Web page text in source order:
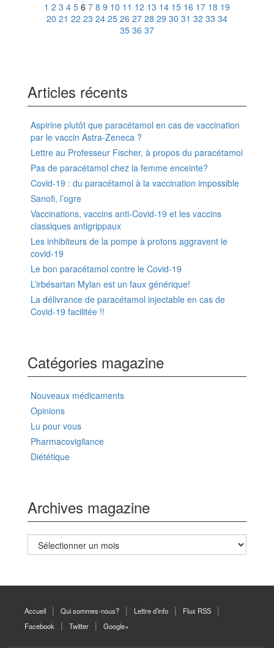
1 2 3 4 5 6 7 8 9 10 11 12 13 14 15 16 17 18 19
20 21 22 23 24 25 26 27 28 29 30 31 32 33 34
35 36 37
Articles récents
Aspirine plutôt que paracétamol en cas de vaccination
par le vaccin Astra-Zeneca ?
Lettre au Professeur Fischer, à propos du paracétamol
Pas de paracétamol chez la femme enceinte?
Covid-19 : du paracétamol à la vaccination impossible
Sanofi, l’ogre
Vaccinations, vaccins anti-Covid-19 et les vaccins
classiques antigrippaux
Les inhibiteurs de la pompe à protons aggravent le
covid-19
Le bon paracétamol contre le Covid-19
L’irbésartan Mylan est un faux générique!
La délivrance de paracétamol injectable en cas de
Covid-19 facilitée !!
Catégories magazine
Nouveaux médicaments
Opinions
Lu pour vous
Pharmacovigilance
Diététique
Archives magazine
Archives
magazine
Accueil Qui sommes-nous? Lettre d’info
Flux RSS
Facebook
Twitter Google+